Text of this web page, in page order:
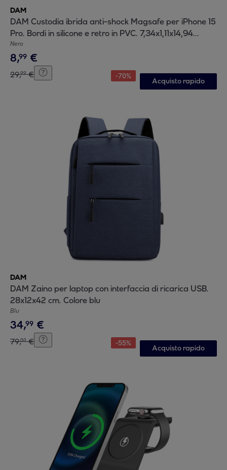
DAM
DAM Custodia ibrida anti-shock Magsafe per iPhone 15
Pro. Bordi in silicone e retro in PVC. 7,34x1,11x14,94
centimetri. Colore nero
Nero
8,99 €
29,99 € -70%
Acquisto rapido
DAM
DAM Zaino per laptop con interfaccia di ricarica USB.
28x12x42 cm. Colore blu
Blu
34,99 €
79,00 € -55%
Acquisto rapido